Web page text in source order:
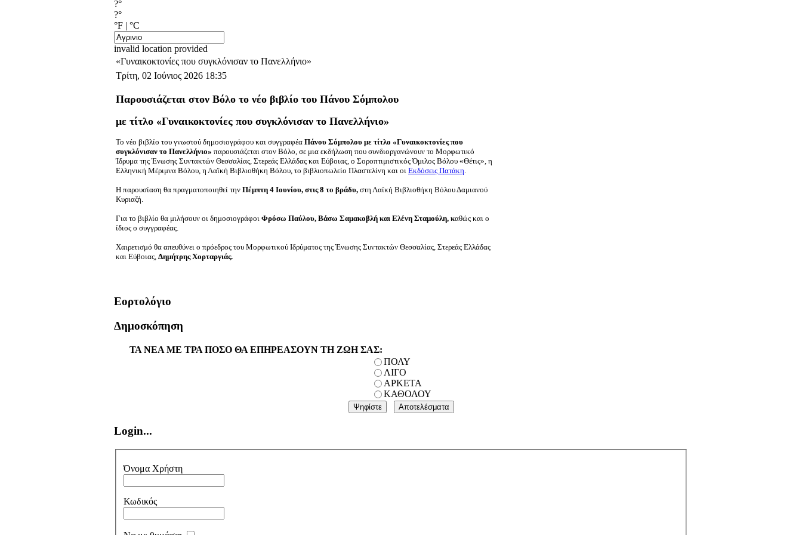
?°
?°
°F | °C
invalid location provided
«Γυναικοκτονίες που συγκλόνισαν το Πανελλήνιο»
Τρίτη, 02 Ιούνιος 2026 18:35
Παρουσιάζεται στον Βόλο το νέο βιβλίο του Πάνου Σόμπολου
με τίτλο «Γυναικοκτονίες που συγκλόνισαν το Πανελλήνιο»
Το νέο βιβλίο του γνωστού δημοσιογράφου και συγγραφέα Πάνου Σόμπολου με τίτλο «Γυναικοκτονίες που
συγκλόνισαν το Πανελλήνιο» παρουσιάζεται στον Βόλο, σε μια εκδήλωση που συνδιοργανώνουν το Μορφωτικό
Ίδρυμα της Ένωσης Συντακτών Θεσσαλίας, Στερεάς Ελλάδας και Εύβοιας, ο Σοροπτιμιστικός Όμιλος Βόλου «Θέτις», η
Ελληνική Μέριμνα Βόλου, η Λαϊκή Βιβλιοθήκη Βόλου, το βιβλιοπωλείο Πλαστελίνη και οι Εκδόσεις Πατάκη.
Η παρουσίαση θα πραγματοποιηθεί την Πέμπτη 4 Ιουνίου, στις 8 το βράδυ, στη Λαϊκή Βιβλιοθήκη Βόλου Δαμιανού
Κυριαζή.
Για το βιβλίο θα μιλήσουν οι δημοσιογράφοι Φρόσω Παύλου, Βάσω Σαμακοβλή και Ελένη Σταμούλη, καθώς και ο
ίδιος ο συγγραφέας.
Χαιρετισμό θα απευθύνει ο πρόεδρος του Μορφωτικού Ιδρύματος της Ένωσης Συντακτών Θεσσαλίας, Στερεάς Ελλάδας
και Εύβοιας, Δημήτρης Χορταργιάς.
Εορτολόγιο
Δημοσκόπηση
ΤΑ ΝΕΑ ΜΕ ΤΡΑ ΠΟΣΟ ΘΑ ΕΠΗΡΕΑΣΟΥΝ ΤΗ ΖΩΗ ΣΑΣ:
ΠΟΛΥ
ΛΙΓΟ
ΑΡΚΕΤΑ
ΚΑΘΟΛΟΥ
Login...
Όνομα Χρήστη
Κωδικός